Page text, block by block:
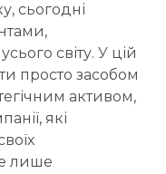
сьогодні
світу. У цій
просто засобом
активом,
які
лише